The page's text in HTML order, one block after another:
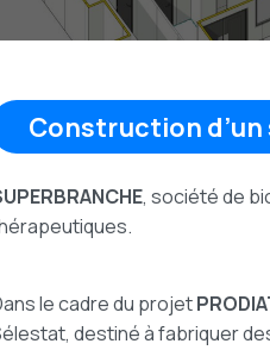
Construction
, société de
le cadre du projet
destiné à fabriquer